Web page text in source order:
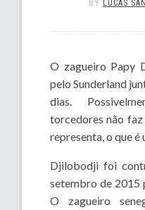
BY LUCAS
O zagueiro Papy
pelo Sunderland
dias.
torcedores não
representa, o que é
Djilobodji foi
setembro de 2015
O zagueiro